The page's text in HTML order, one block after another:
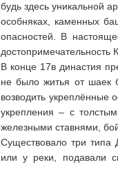
будь здесь уникальной
особняках, каменных
опасностей. В
В конце 17в династия
не было житья от шаек
возводить укреплённые
укрепления – с
железными ставнями,
Существовало три
или у реки, подавали